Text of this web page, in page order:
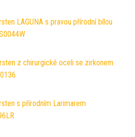
LAGUNA s pravou přírodní bílou
z chirurgické oceli se zirkonem
s přírodním Larimarem